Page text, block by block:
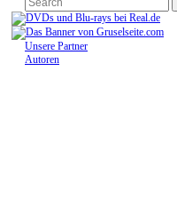
Unsere Partner
Autoren